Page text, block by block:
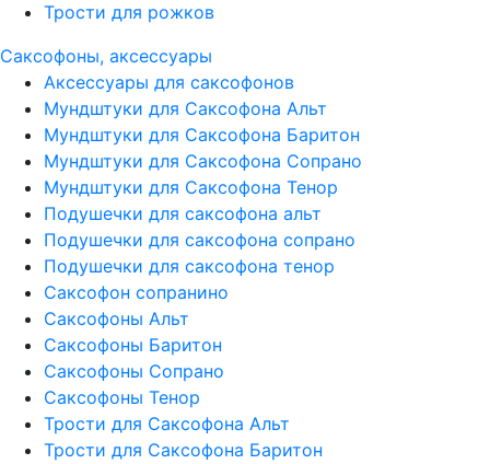
Трости для рожков
Саксофоны, аксессуары
Аксессуары для саксофонов
Мундштуки для Саксофона Альт
Мундштуки для Саксофона Баритон
Мундштуки для Саксофона Сопрано
Мундштуки для Саксофона Тенор
Подушечки для саксофона альт
Подушечки для саксофона сопрано
Подушечки для саксофона тенор
Саксофон сопранино
Саксофоны Альт
Саксофоны Баритон
Саксофоны Сопрано
Саксофоны Тенор
Трости для Саксофона Альт
Трости для Саксофона Баритон